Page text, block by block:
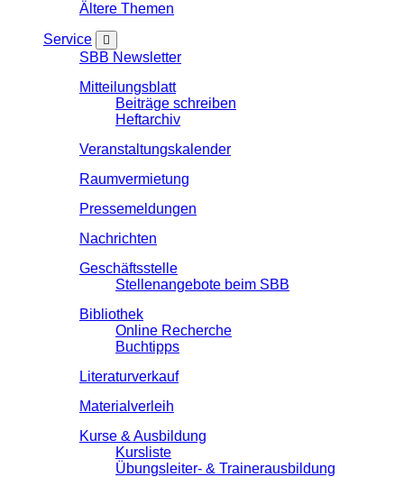
Ältere Themen
Service
SBB Newsletter
Mitteilungsblatt
Beiträge schreiben
Heftarchiv
Veranstaltungskalender
Raumvermietung
Pressemeldungen
Nachrichten
Geschäftsstelle
Stellenangebote beim SBB
Bibliothek
Online Recherche
Buchtipps
Literaturverkauf
Materialverleih
Kurse & Ausbildung
Kursliste
Übungsleiter- & Trainerausbildung